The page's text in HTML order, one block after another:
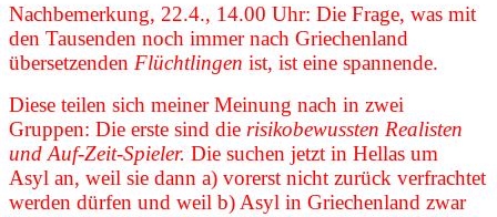
Nachbemerkung, 22.4., 14.00 Uhr: Die Frage, was mit
den Tausenden noch immer nach Griechenland
übersetzenden Flüchtlingen ist, ist eine spannende.
Diese teilen sich meiner Meinung nach in zwei
Gruppen: Die erste sind die risikobewussten Realisten
und Auf-Zeit-Spieler. Die suchen jetzt in Hellas um
Asyl an, weil sie dann a) vorerst nicht zurück verfrachtet
werden dürfen und weil b) Asyl in Griechenland zwar